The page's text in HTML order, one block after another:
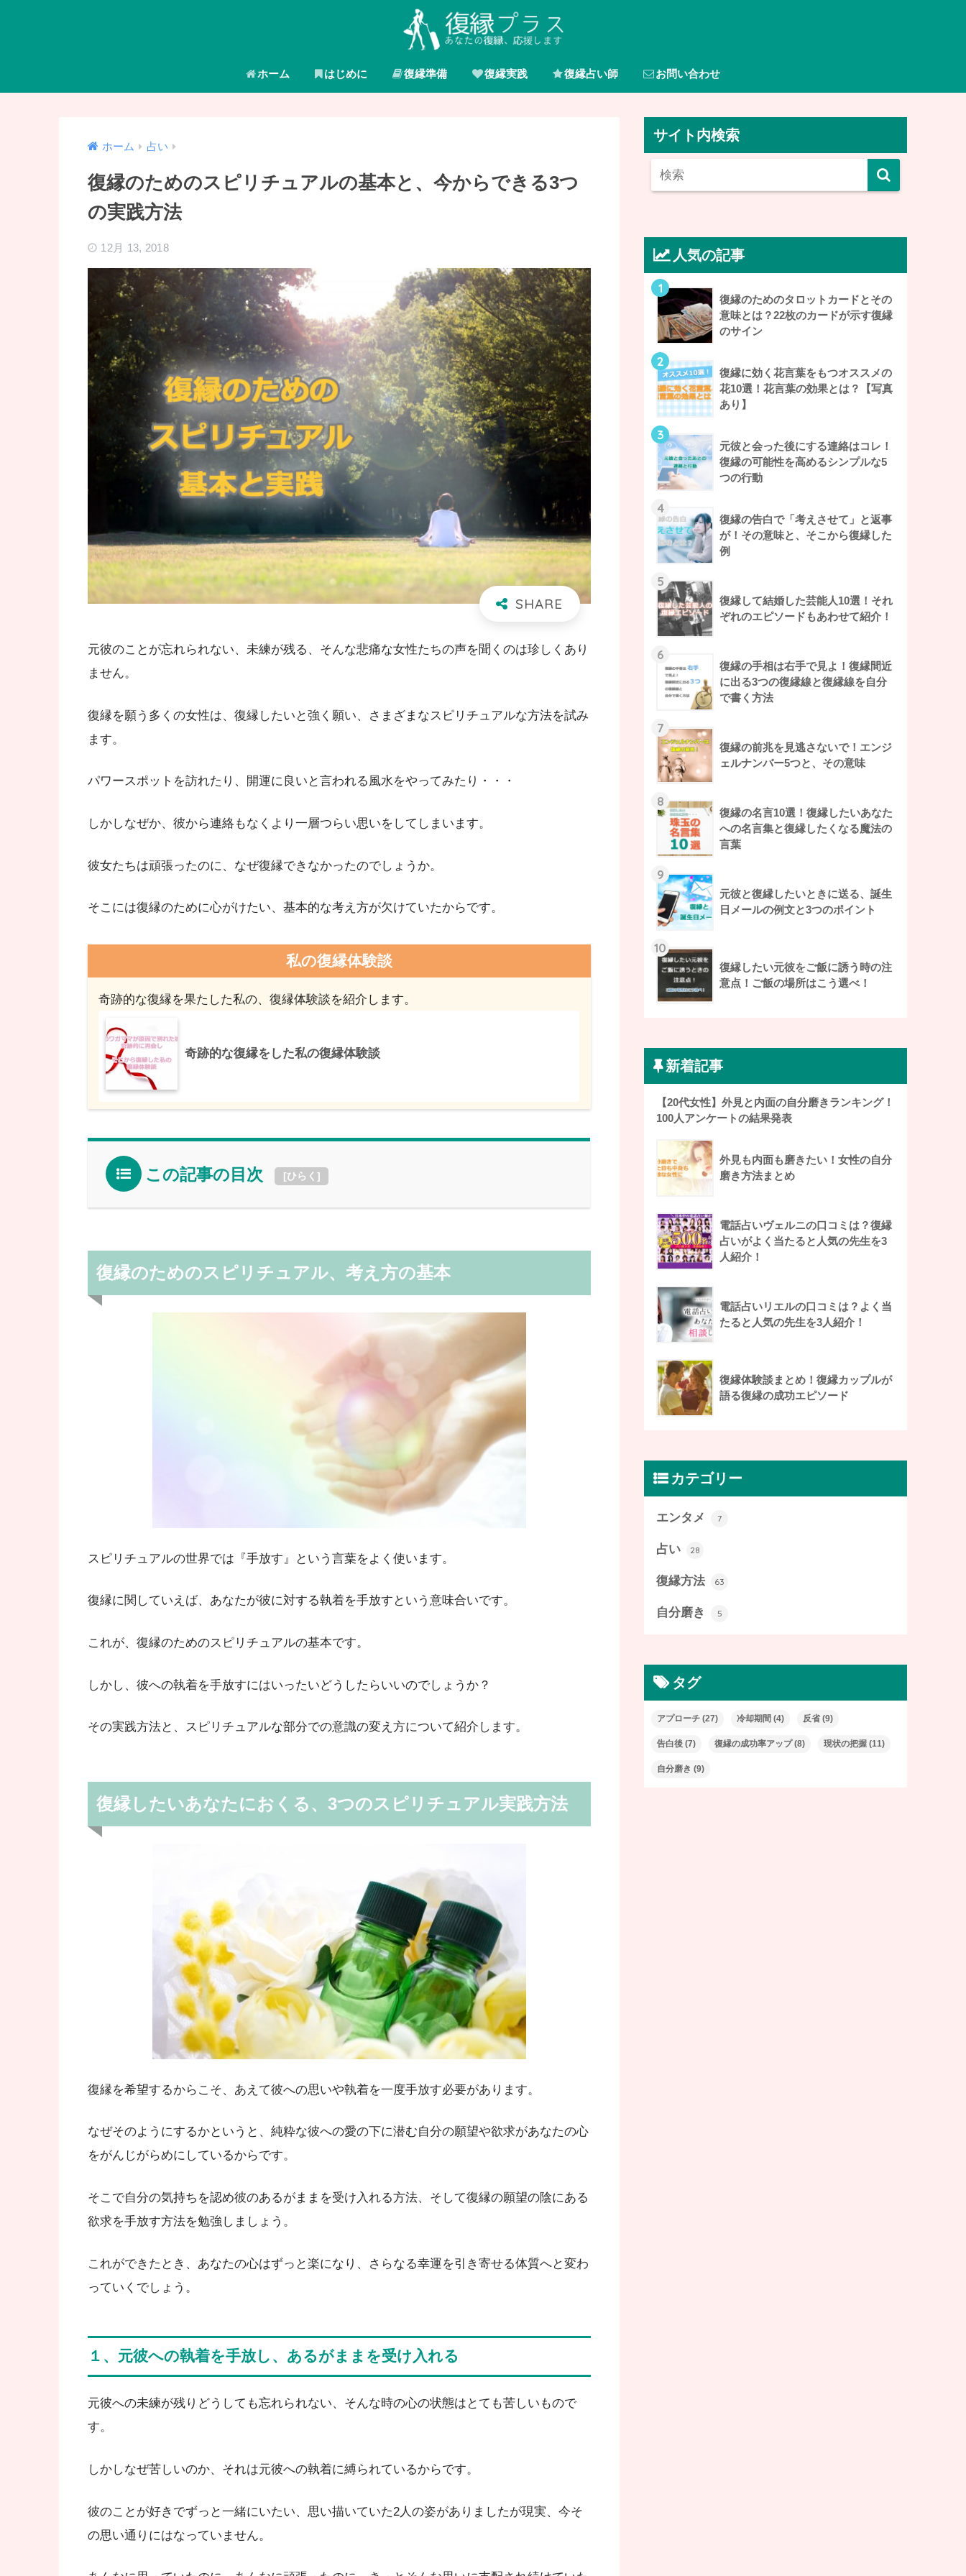
ホーム はじめに 復縁準備 復縁実践 復縁占い師 お問い合わせ
ホーム 占い
復縁のためのスピリチュアルの基本と、今からできる3つ
の実践方法
12月 13, 2018
元彼のことが忘れられない、未練が残る、そんな悲痛な女性たちの声を聞くのは珍しくあり
ません。
復縁を願う多くの女性は、復縁したいと強く願い、さまざまなスピリチュアルな方法を試み
ます。
パワースポットを訪れたり、開運に良いと言われる風水をやってみたり・・・
しかしなぜか、彼から連絡もなくより一層つらい思いをしてしまいます。
彼女たちは頑張ったのに、なぜ復縁できなかったのでしょうか。
そこには復縁のために心がけたい、基本的な考え方が欠けていたからです。
私の復縁体験談
奇跡的な復縁を果たした私の、復縁体験談を紹介します。
奇跡的な復縁をした私の復縁体験談
この記事の目次 [ひらく ]
復縁のためのスピリチュアル、考え方の基本
スピリチュアルの世界では『手放す』という言葉をよく使います。
復縁に関していえば、あなたが彼に対する執着を手放すという意味合いです。
これが、復縁のためのスピリチュアルの基本です。
しかし、彼への執着を手放すにはいったいどうしたらいいのでしょうか？
その実践方法と、スピリチュアルな部分での意識の変え方について紹介します。
復縁したいあなたにおくる、3つのスピリチュアル実践方法
復縁を希望するからこそ、あえて彼への思いや執着を一度手放す必要があります。
なぜそのようにするかというと、純粋な彼への愛の下に潜む自分の願望や欲求があなたの心
をがんじがらめにしているからです。
そこで自分の気持ちを認め彼のあるがままを受け入れる方法、そして復縁の願望の陰にある
欲求を手放す方法を勉強しましょう。
これができたとき、あなたの心はずっと楽になり、さらなる幸運を引き寄せる体質へと変わ
っていくでしょう。
１、元彼への執着を手放し、あるがままを受け入れる
元彼への未練が残りどうしても忘れられない、そんな時の心の状態はとても苦しいもので
す。
しかしなぜ苦しいのか、それは元彼への執着に縛られているからです。
彼のことが好きでずっと一緒にいたい、思い描いていた2人の姿がありましたが現実、今そ
の思い通りにはなっていません。
サイト内検索
人気の記事
1
復縁のためのタロットカードとその
意味とは？22枚のカードが示す復縁
のサイン
2
復縁に効く花言葉をもつオススメの
花10選！花言葉の効果とは？【写真
あり】
3
元彼と会った後にする連絡はコレ！
復縁の可能性を高めるシンプルな5
つの行動
4
復縁の告白で「考えさせて」と返事
が！その意味と、そこから復縁した
例
5
復縁して結婚した芸能人10選！それ
ぞれのエピソードもあわせて紹介！
6
復縁の手相は右手で見よ！復縁間近
に出る3つの復縁線と復縁線を自分
で書く方法
7
復縁の前兆を見逃さないで！エンジ
ェルナンバー5つと、その意味
8
復縁の名言10選！復縁したいあなた
への名言集と復縁したくなる魔法の
言葉
9
元彼と復縁したいときに送る、誕生
日メールの例文と3つのポイント
10
復縁したい元彼をご飯に誘う時の注
意点！ご飯の場所はこう選べ！
新着記事
【20代女性】外見と内面の自分磨きランキング！
100人アンケートの結果発表
外見も内面も磨きたい！女性の自分
磨き方法まとめ
電話占いヴェルニの口コミは？復縁
占いがよく当たると人気の先生を3
人紹介！
電話占いリエルの口コミは？よく当
たると人気の先生を3人紹介！
復縁体験談まとめ！復縁カップルが
語る復縁の成功エピソード
カテゴリー
エンタメ 7
占い 28
復縁方法 63
自分磨き 5
タグ
アプローチ (27) 冷却期間 (4) 反省 (9)
告白後 (7) 復縁の成功率アップ(8) 現状の把握 (11)
自分磨き (9)